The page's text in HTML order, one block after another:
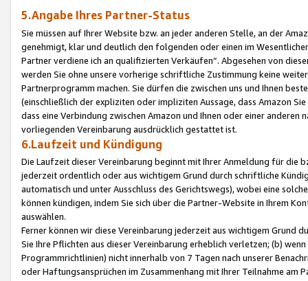
5.Angabe Ihres Partner-Status
Sie müssen auf Ihrer Website bzw. an jeder anderen Stelle, an der
genehmigt, klar und deutlich den folgenden oder einen im
Partner verdiene ich an qualifizierten Verkäufen“. Abgesehen von
werden Sie ohne unsere vorherige schriftliche Zustimmung keine
Partnerprogramm machen. Sie dürfen die zwischen uns und Ihnen
(einschließlich der expliziten oder impliziten Aussage, dass Amazon
dass eine Verbindung zwischen Amazon und Ihnen oder einer
vorliegenden Vereinbarung ausdrücklich gestattet ist.
6.Laufzeit und Kündigung
Die Laufzeit dieser Vereinbarung beginnt mit Ihrer Anmeldung für die
jederzeit ordentlich oder aus wichtigem Grund durch schriftliche
automatisch und unter Ausschluss des Gerichtswegs), wobei eine
können kündigen, indem Sie sich über die Partner-Website in Ihrem
auswählen.
Ferner können wir diese Vereinbarung jederzeit aus wichtigem Grund
Sie Ihre Pflichten aus dieser Vereinbarung erheblich verletzen; (b)
Programmrichtlinien) nicht innerhalb von 7 Tagen nach unserer
oder Haftungsansprüchen im Zusammenhang mit Ihrer Teilnahme am